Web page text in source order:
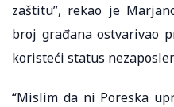
zaštitu”, rekao je
broj građana ostvarivao
koristeći status
“Mislim da ni Poreska